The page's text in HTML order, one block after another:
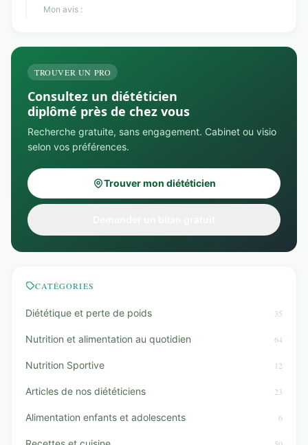
Mon avis :
TROUVER UN PRO
Consultez un diététicien
diplômé près de chez vous
Recherche gratuite, sans engagement. Cabinet ou visio
selon vos préférences.
Trouver mon diététicien
CATÉGORIES
Diététique et perte de poids 35
Nutrition et alimentation au quotidien 64
Nutrition Sportive 12
Articles de nos diététiciens 23
Alimentation enfants et adolescents 6